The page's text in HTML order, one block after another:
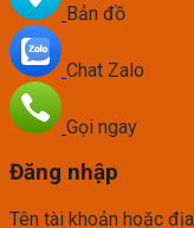
Bản đồ
Chat Zalo
Gọi ngay
Đăng nhập
Tên tài khoản hoặc